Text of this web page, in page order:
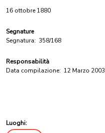
16 ottobre 1880
Segnature
Segnatura: 358/168
Responsabilità
Data compilazione: 12 Marzo 2003
Luoghi: